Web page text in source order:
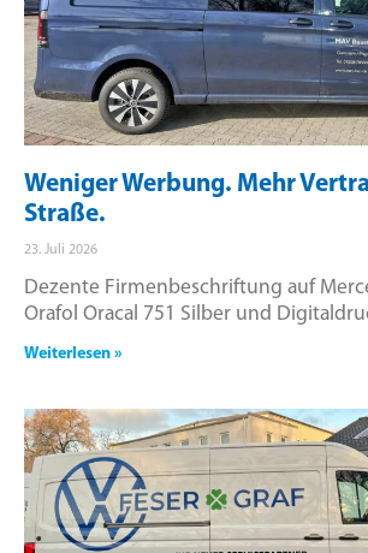
Weniger Werbung. Mehr
Straße.
23. Juli 2026
Dezente Firmenbeschriftung auf
Orafol Oracal 751 Silber und
Weiterlesen »